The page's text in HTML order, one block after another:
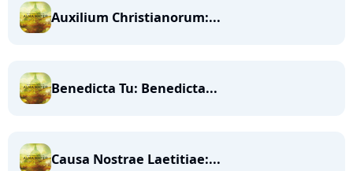
Auxilium Christianorum:...
Benedicta Tu: Benedicta...
Causa Nostrae Laetitiae:...